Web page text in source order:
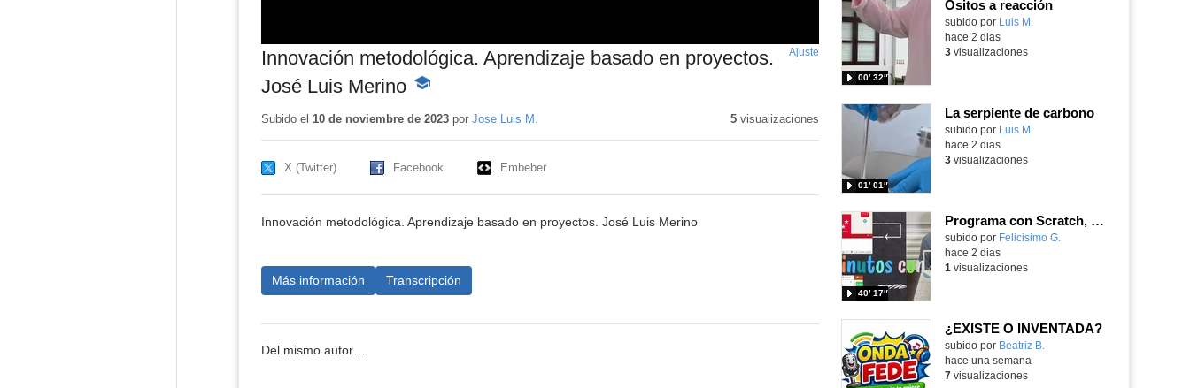
Innovación metodológica. Aprendizaje basado en proyectos.
José Luis Merino -
educativo
Ajuste
pantalla
Subido el 10 de noviembre de 2023por Jose Luis M. 5visualizaciones
X (Twitter) Facebook Embeber
Innovación metodológica. Aprendizaje basado en proyectos. José Luis Merino
Más información Transcripción
Del mismo autor…
Ositos a reacción
Contenido educativo.
subido por Luis M.
00′ 32″
hace 2 dias
3visualizaciones
La serpiente de carbono
Contenido educativo.
subido por Luis M.
01′ 01″
hace 2 dias
3visualizaciones
Programa con Scratch, 8 diferentes juegos para vivir la emoción de los partidos de España en el mundial 2026
Contenido educativo.
subido por Felicisimo G.
40′ 17″
hace 2 dias
1 visualizaciones
¿EXISTE O INVENTADA?
Contenido educativo.
subido por Beatriz B.
hace una semana
7visualizaciones